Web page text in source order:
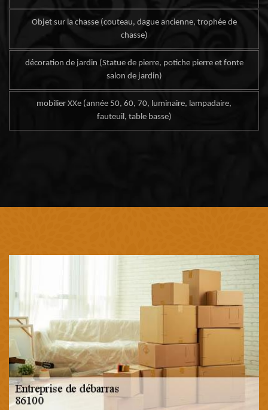
Objet sur la chasse (couteau, dague ancienne, trophée de
chasse)
décoration de jardin (Statue de pierre, potiche pierre et fonte
salon de jardin)
mobilier XXe (année 50, 60, 70, luminaire, lampadaire,
fauteuil, table basse)